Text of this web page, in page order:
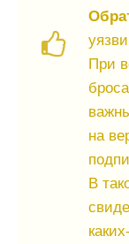
При
на
В